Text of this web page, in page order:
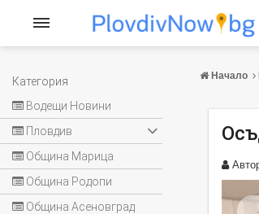
Категория
Водещи Новини
Пловдив
Община Марица
Община Родопи
Община Асеновград
Начало